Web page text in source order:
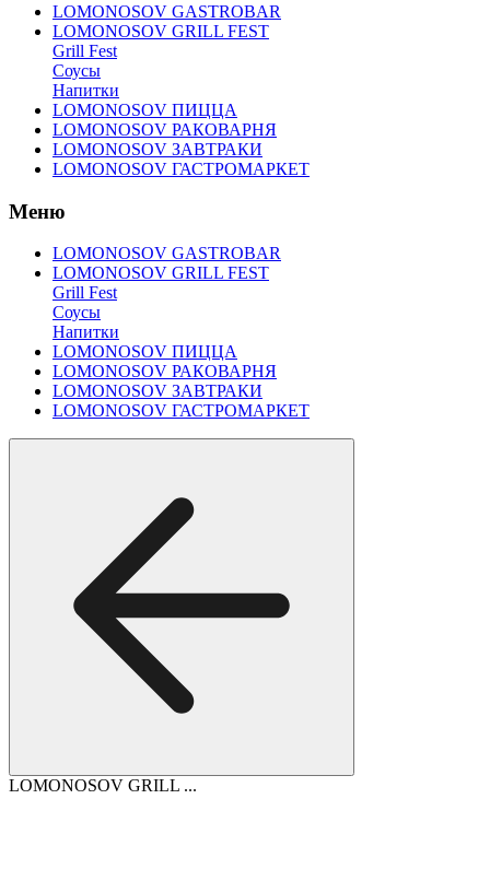
LOMONOSOV GASTROBAR
LOMONOSOV GRILL FEST
Grill Fest
Соусы
Напитки
LOMONOSOV ПИЦЦА
LOMONOSOV РАКОВАРНЯ
LOMONOSOV ЗАВТРАКИ
LOMONOSOV ГАСТРОМАРКЕТ
Меню
LOMONOSOV GASTROBAR
LOMONOSOV GRILL FEST
Grill Fest
Соусы
Напитки
LOMONOSOV ПИЦЦА
LOMONOSOV РАКОВАРНЯ
LOMONOSOV ЗАВТРАКИ
LOMONOSOV ГАСТРОМАРКЕТ
LOMONOSOV GRILL ...